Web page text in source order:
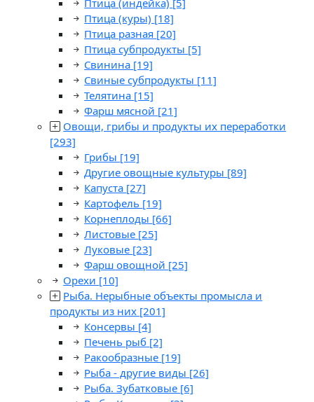
Птица (индейка) [5]
Птица (куры) [18]
Птица разная [20]
Птица субпродукты [5]
Свинина [19]
Свиные субпродукты [11]
Телятина [15]
Фарш мясной [21]
Овощи, грибы и продукты их переработки
[293]
Грибы [19]
Другие овощные культуры [89]
Капуста [27]
Картофель [19]
Корнеплоды [66]
Листовые [25]
Луковые [23]
Фарш овощной [25]
Орехи [10]
Рыба. Нерыбные объекты промысла и
продукты из них [201]
Консервы [4]
Печень рыб [2]
Ракообразные [19]
Рыба - другие виды [26]
Рыба. Зубатковые [6]